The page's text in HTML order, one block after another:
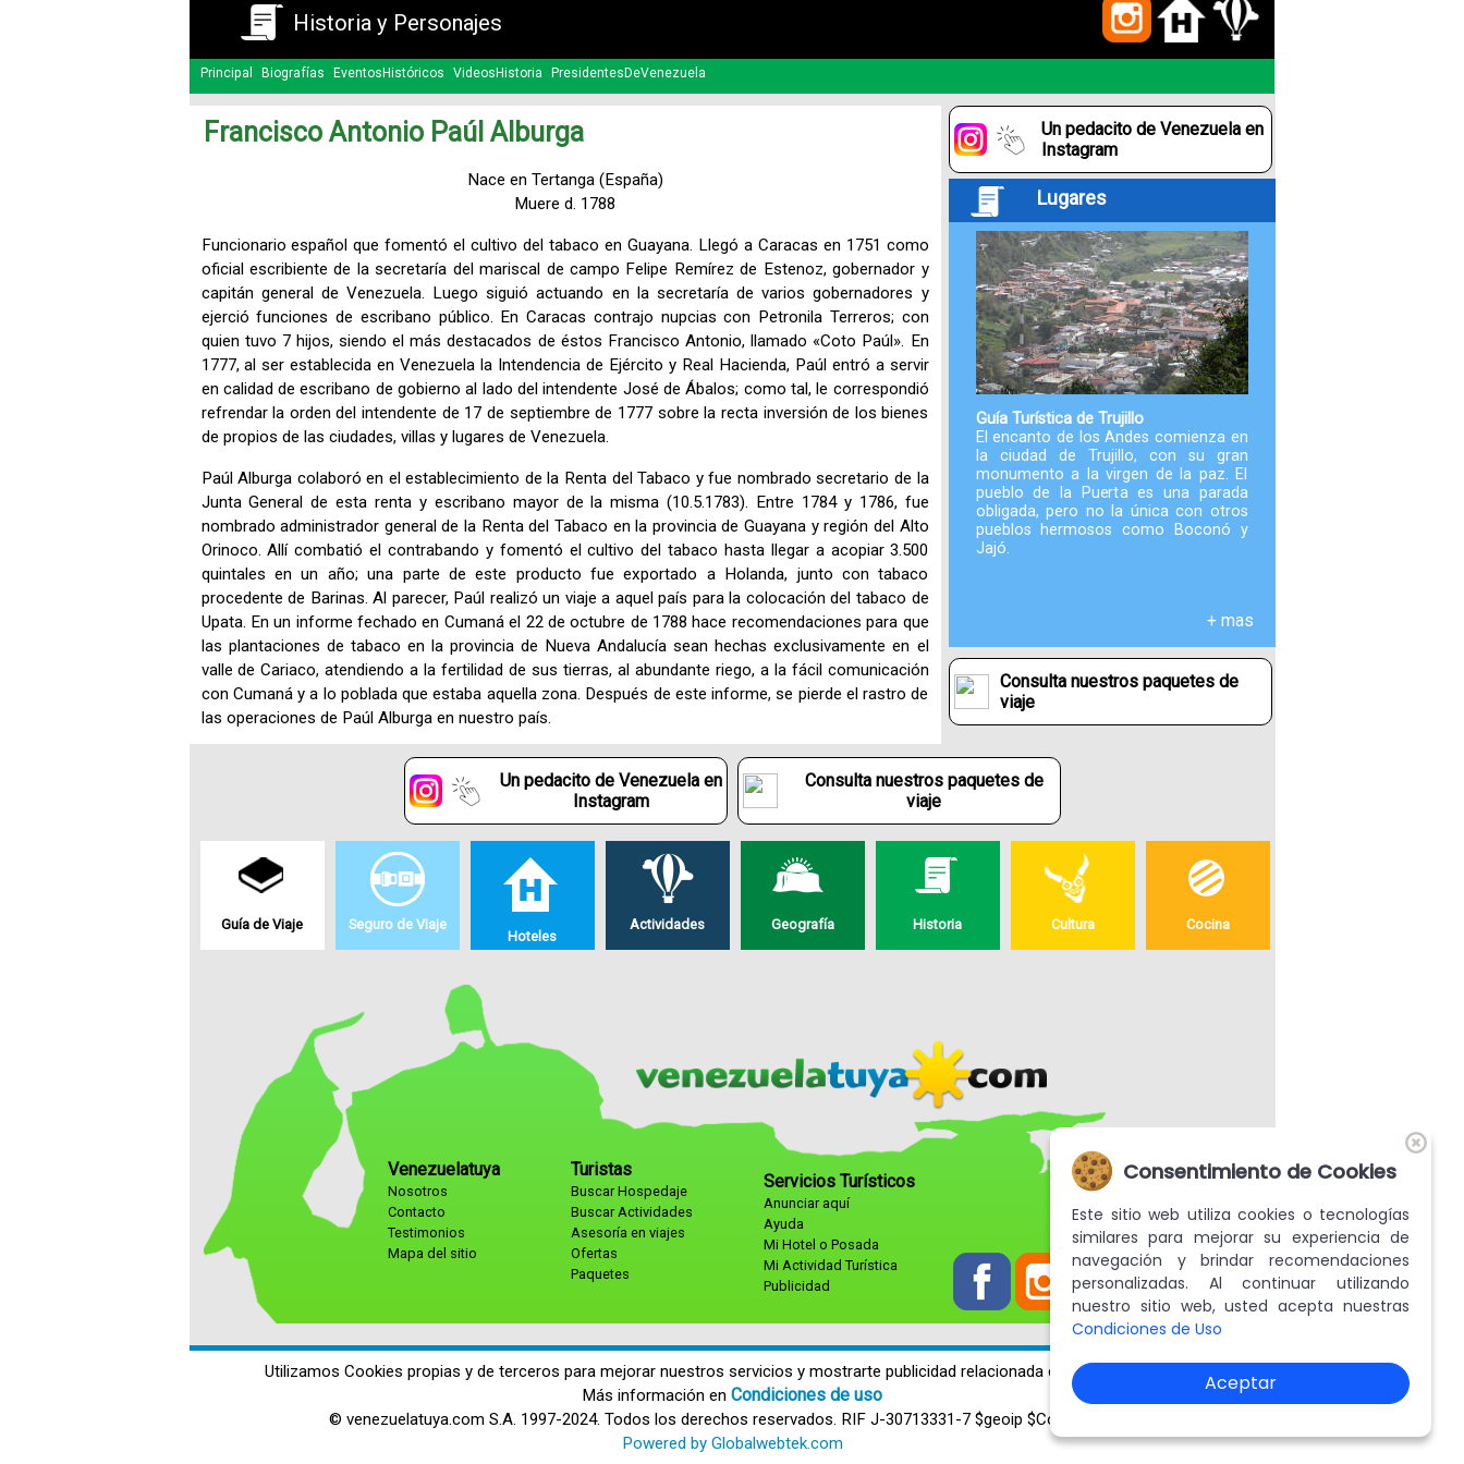
Historia y Personajes
Principal Biografías EventosHistóricos VideosHistoria PresidentesDeVenezuela
Francisco Antonio Paúl Alburga
Nace en Tertanga (España)
Muere d. 1788
Funcionario español que fomentó el cultivo del tabaco en Guayana. Llegó a Caracas en 1751 como
oficial escribiente de la secretaría del mariscal de campo Felipe Remírez de Estenoz, gobernador y
capitán general de Venezuela. Luego siguió actuando en la secretaría de varios gobernadores y
ejerció funciones de escribano público. En Caracas contrajo nupcias con Petronila Terreros; con
quien tuvo 7 hijos, siendo el más destacados de éstos Francisco Antonio, llamado «Coto Paúl». En
1777, al ser establecida en Venezuela la Intendencia de Ejército y Real Hacienda, Paúl entró a servir
en calidad de escribano de gobierno al lado del intendente José de Ábalos; como tal, le correspondió
refrendar la orden del intendente de 17 de septiembre de 1777 sobre la recta inversión de los bienes
de propios de las ciudades, villas y lugares de Venezuela.
Paúl Alburga colaboró en el establecimiento de la Renta del Tabaco y fue nombrado secretario de la
Junta General de esta renta y escribano mayor de la misma (10.5.1783). Entre 1784 y 1786, fue
nombrado administrador general de la Renta del Tabaco en la provincia de Guayana y región del Alto
Orinoco. Allí combatió el contrabando y fomentó el cultivo del tabaco hasta llegar a acopiar 3.500
quintales en un año; una parte de este producto fue exportado a Holanda, junto con tabaco
procedente de Barinas. Al parecer, Paúl realizó un viaje a aquel país para la colocación del tabaco de
Upata. En un informe fechado en Cumaná el 22 de octubre de 1788 hace recomendaciones para que
las plantaciones de tabaco en la provincia de Nueva Andalucía sean hechas exclusivamente en el
valle de Cariaco, atendiendo a la fertilidad de sus tierras, al abundante riego, a la fácil comunicación
con Cumaná y a lo poblada que estaba aquella zona. Después de este informe, se pierde el rastro de
las operaciones de Paúl Alburga en nuestro país.
Un pedacito de Venezuela en
Instagram
Lugares
Guía Turística de Trujillo
El encanto de los Andes comienza en
la ciudad de Trujillo, con su gran
monumento a la virgen de la paz. El
pueblo de la Puerta es una parada
obligada, pero no la única con otros
pueblos hermosos como Boconó y
Jajó.
+ mas
Consulta nuestros paquetes de
viaje
Un pedacito de Venezuela en
Instagram
Consulta nuestros paquetes de
viaje
Guía de Viaje Seguro de Viaje
Hoteles
Actividades Geografía Historia Cultura Cocina
Venezuelatuya
Nosotros
Contacto
Testimonios
Mapa del sitio
Turistas
Buscar Hospedaje
Buscar Actividades
Asesoría en viajes
Ofertas
Paquetes
Servicios Turísticos
Anunciar aquí
Ayuda
Mi Hotel o Posada
Mi Actividad Turística
Publicidad
Utilizamos Cookies propias y de terceros para mejorar nuestros servicios y mostrarte publicidad relacionada con tus preferencias.
Más información en Condiciones de uso
© venezuelatuya.com S.A. 1997-2024. Todos los derechos reservados. RIF J-30713331-7 $geoip $CodigoPagina
Powered by Globalwebtek.com
Consentimiento de Cookies
Este sitio web utiliza cookies o tecnologías
similares para mejorar su experiencia de
navegación y brindar recomendaciones
personalizadas. Al continuar utilizando
nuestro sitio web, usted acepta nuestras
Condiciones de Uso
Aceptar